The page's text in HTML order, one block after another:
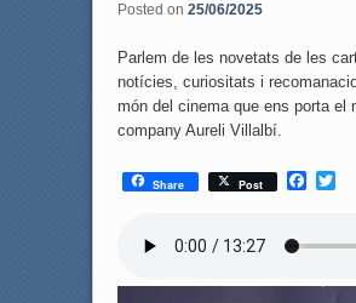
Posted on 25/06/2025
Parlem de les novetats de les
notícies, curiositats i
món del cinema que ens porta el
company Aureli Villalbí.
Share Post
F
T